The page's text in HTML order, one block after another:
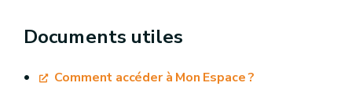
Documents utiles
Comment accéder à Mon Espace ?